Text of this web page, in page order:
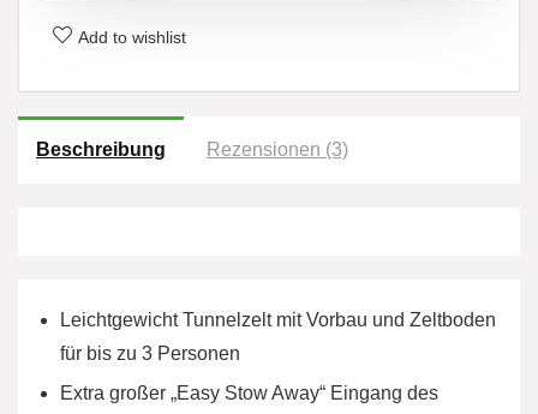
Add to wishlist
Beschreibung Rezensionen (3)
Leichtgewicht Tunnelzelt mit Vorbau und Zeltboden
für bis zu 3 Personen
Extra großer „Easy Stow Away“ Eingang des